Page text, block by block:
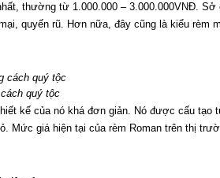
thường từ 1.000.000 – 3.000.000VNĐ.
quyến rũ. Hơn nữa, đây cũng là kiểu rèm
quý tộc
kế của nó khá đơn giản. Nó được cấu tạo
Mức giá hiện tại của rèm Roman trên thị